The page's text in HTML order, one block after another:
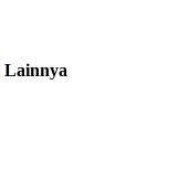
Lainnya